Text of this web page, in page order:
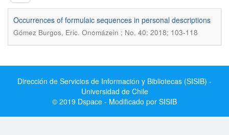
Occurrences of formulaic sequences in personal descriptions
Gómez Burgos, Eric. Onomázein ; No. 40: 2018; 103-118
Dirección de Servicios de Información y Bibliotecas (SISIB) -
Universidad de Chile
© 2019 Dspace - Modificado por SISIB